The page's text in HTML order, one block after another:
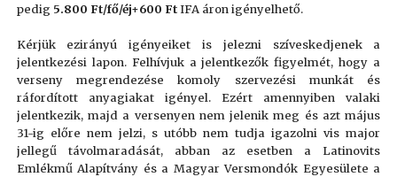
pedig 5.800 Ft/fő/éj+600 FtIFA áron igényelhető.
Kérjük ezirányú igényeiket is jelezni szíveskedjenek a
jelentkezési lapon. Felhívjuk a jelentkezők figyelmét, hogy a
verseny megrendezése komoly szervezési munkát és
ráfordított anyagiakat igényel. Ezért amennyiben valaki
jelentkezik, majd a versenyen nem jelenik meg és azt május
31-ig előre nem jelzi, s utóbb nem tudja igazolni vis major
jellegű távolmaradását, abban az esetben a Latinovits
Emlékmű Alapítvány és a Magyar Versmondók Egyesülete a